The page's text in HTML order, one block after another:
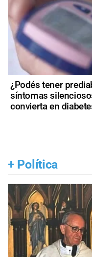
¿Podés tener
síntomas
convierta en
+ Política